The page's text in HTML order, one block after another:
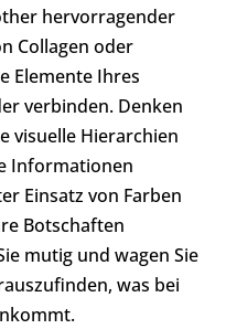
hervorragender
Collagen oder
Elemente Ihres
verbinden. Denken
visuelle Hierarchien
Informationen
Einsatz von Farben
Botschaften
mutig und wagen Sie
was bei